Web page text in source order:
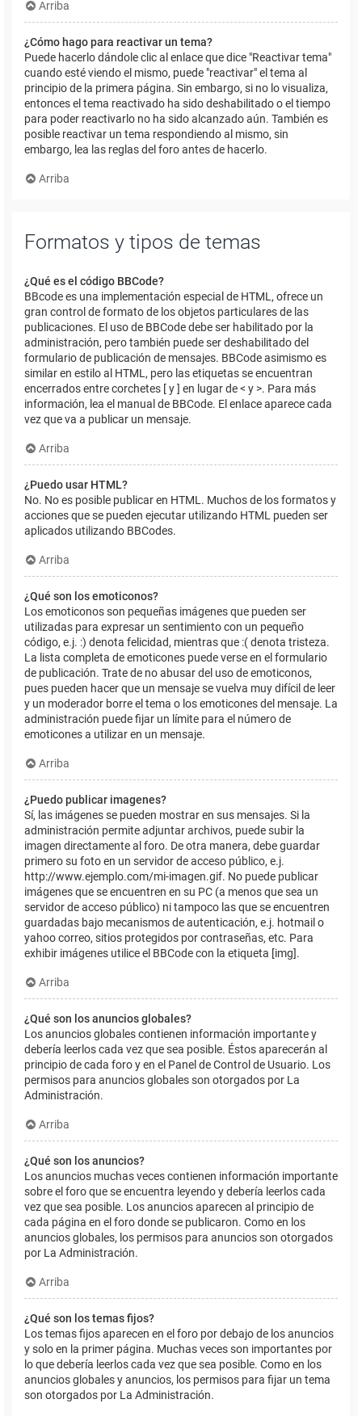
Arriba
¿Cómo hago para reactivar un tema?
Puede hacerlo dándole clic al enlace que dice "Reactivar tema"
cuando esté viendo el mismo, puede "reactivar" el tema al
principio de la primera página. Sin embargo, si no lo visualiza,
entonces el tema reactivado ha sido deshabilitado o el tiempo
para poder reactivarlo no ha sido alcanzado aún. También es
posible reactivar un tema respondiendo al mismo, sin
embargo, lea las reglas del foro antes de hacerlo.
Arriba
Formatos y tipos de temas
¿Qué es el código BBCode?
BBcode es una implementación especial de HTML, ofrece un
gran control de formato de los objetos particulares de las
publicaciones. El uso de BBCode debe ser habilitado por la
administración, pero también puede ser deshabilitado del
formulario de publicación de mensajes. BBCode asimismo es
similar en estilo al HTML, pero las etiquetas se encuentran
encerrados entre corchetes [ y ] en lugar de < y >. Para más
información, lea el manual de BBCode. El enlace aparece cada
vez que va a publicar un mensaje.
Arriba
¿Puedo usar HTML?
No. No es posible publicar en HTML. Muchos de los formatos y
acciones que se pueden ejecutar utilizando HTML pueden ser
aplicados utilizando BBCodes.
Arriba
¿Qué son los emoticonos?
Los emoticonos son pequeñas imágenes que pueden ser
utilizadas para expresar un sentimiento con un pequeño
código, e.j. :) denota felicidad, mientras que :( denota tristeza.
La lista completa de emoticones puede verse en el formulario
de publicación. Trate de no abusar del uso de emoticonos,
pues pueden hacer que un mensaje se vuelva muy difícil de leer
y un moderador borre el tema o los emoticones del mensaje. La
administración puede fijar un límite para el número de
emoticones a utilizar en un mensaje.
Arriba
¿Puedo publicar imagenes?
Sí, las imágenes se pueden mostrar en sus mensajes. Si la
administración permite adjuntar archivos, puede subir la
imagen directamente al foro. De otra manera, debe guardar
primero su foto en un servidor de acceso público, e.j.
http://www.ejemplo.com/mi-imagen.gif. No puede publicar
imágenes que se encuentren en su PC (a menos que sea un
servidor de acceso público) ni tampoco las que se encuentren
guardadas bajo mecanismos de autenticación, e.j. hotmail o
yahoo correo, sitios protegidos por contraseñas, etc. Para
exhibir imágenes utilice el BBCode con la etiqueta [img].
Arriba
¿Qué son los anuncios globales?
Los anuncios globales contienen información importante y
debería leerlos cada vez que sea posible. Éstos aparecerán al
principio de cada foro y en el Panel de Control de Usuario. Los
permisos para anuncios globales son otorgados por La
Administración.
Arriba
¿Qué son los anuncios?
Los anuncios muchas veces contienen información importante
sobre el foro que se encuentra leyendo y debería leerlos cada
vez que sea posible. Los anuncios aparecen al principio de
cada página en el foro donde se publicaron. Como en los
anuncios globales, los permisos para anuncios son otorgados
por La Administración.
Arriba
¿Qué son los temas fijos?
Los temas fijos aparecen en el foro por debajo de los anuncios
y solo en la primer página. Muchas veces son importantes por
lo que debería leerlos cada vez que sea posible. Como en los
anuncios globales y anuncios, los permisos para fijar un tema
son otorgados por La Administración.